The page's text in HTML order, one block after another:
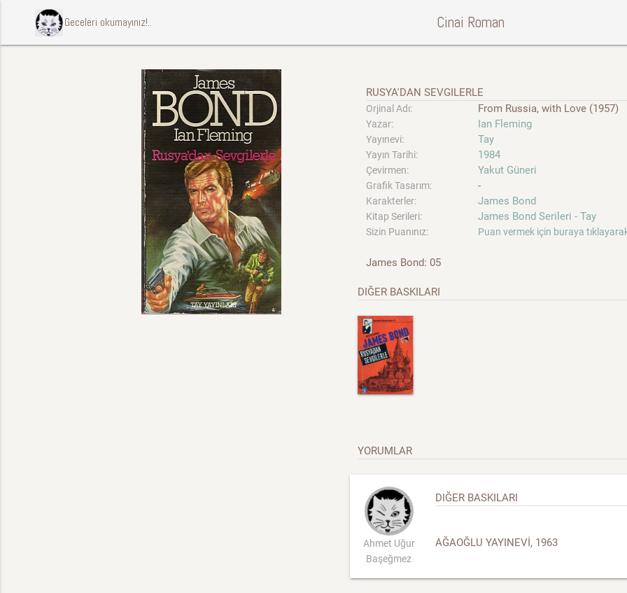
ccccci Geceleri okumayınız!.. Cinai Roman
RUSYA'DAN SEVGILERLE
Orjinal Adı: From Russia, with Love (1957)
Yazar: Ian Fleming
Yayınevi: Tay
Yayın Tarihi: 1984
Çevirmen: Yakut Güneri
Grafik Tasarım: -
Karakterler: James Bond
Kitap Serileri: James Bond Serileri - Tay
Sizin Puanınız: Puan vermek için buraya
James Bond: 05
DIĞER BASKILARI
YORUMLAR
Ahmet Uğur
Başeğmez
DIĞER BASKILARI
AĞAOĞLU YAYINEVİ, 1963